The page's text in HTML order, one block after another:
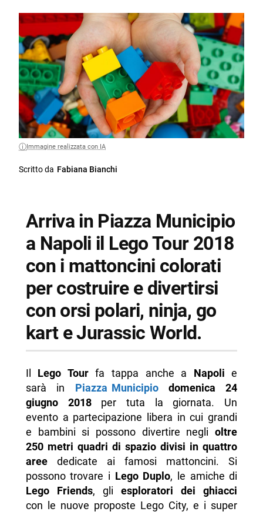
Immagine realizzata con IA
Scritto da Fabiana Bianchi
Arriva in Piazza Municipio
a Napoli il Lego Tour 2018
con i mattoncini colorati
per costruire e divertirsi
con orsi polari, ninja, go
kart e Jurassic World.
Il Lego Tourfa tappa anche a Napoli e
sarà in Piazza Municipio
domenica 24
giugno 2018per tuta la giornata. Un
evento a partecipazione libera in cui grandi
e bambini si possono divertire neglioltre
250 metri quadri di spazio divisi in quattro
areededicate ai famosi mattoncini. Si
possono trovare i Lego Duplo, le amiche di
Lego Friends, gliesploratori dei ghiacci
con le nuove proposte Lego City, e i super